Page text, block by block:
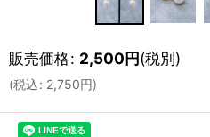
販売価格: 2,500円(税別)
(税込: 2,750円)